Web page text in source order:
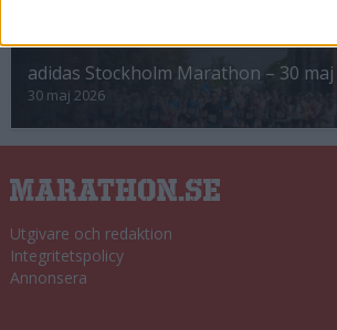
adidas Stockholm Marathon – 30 maj
30 maj 2026
Utgivare och redaktion
Integritetspolicy
Annonsera